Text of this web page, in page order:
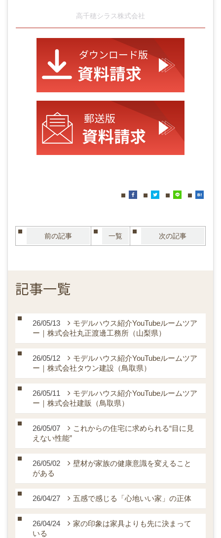
高千穂シラス株式会社
前の記事 一覧 次の記事
記事一覧
26/05/13
モデルハウス紹介YouTubeルームツア
ー｜株式会社丸正渡邊工務所（山梨県）
26/05/12
モデルハウス紹介YouTubeルームツア
ー｜株式会社タウン建設（鳥取県）
26/05/11
モデルハウス紹介YouTubeルームツア
ー｜株式会社建販（鳥取県）
26/05/07
これからの住宅に求められる“目に見
えない性能”
26/05/02
壁材が家族の健康意識を変えること
がある
26/04/27 五感で感じる「心地いい家」の正体
26/04/24
家の印象は家具よりも先に決まって
いる